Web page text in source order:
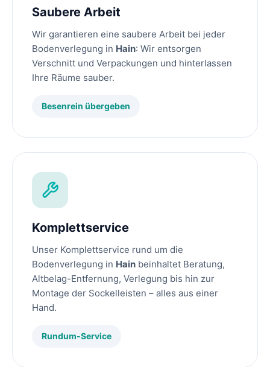
Saubere Arbeit
Wir garantieren eine saubere Arbeit bei jeder
Bodenverlegung in Hain: Wir entsorgen
Verschnitt und Verpackungen und hinterlassen
Ihre Räume sauber.
Besenrein übergeben
Komplettservice
Unser Komplettservice rund um die
Bodenverlegung in Hain beinhaltet Beratung,
Altbelag-Entfernung, Verlegung bis hin zur
Montage der Sockelleisten – alles aus einer
Hand.
Rundum-Service